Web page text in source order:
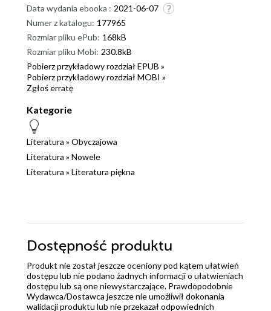
Data wydania ebooka : 2021-06-07
Numer z katalogu: 177965
Rozmiar pliku ePub: 168kB
Rozmiar pliku Mobi: 230.8kB
Pobierz przykładowy rozdział EPUB »
Pobierz przykładowy rozdział MOBI »
Zgłoś erratę
Kategorie
Literatura » Obyczajowa
Literatura » Nowele
Literatura » Literatura piękna
Dostępność produktu
Produkt nie został jeszcze oceniony pod kątem ułatwień
dostępu lub nie podano żadnych informacji o ułatwieniach
dostępu lub są one niewystarczające. Prawdopodobnie
Wydawca/Dostawca jeszcze nie umożliwił dokonania
walidacji produktu lub nie przekazał odpowiednich